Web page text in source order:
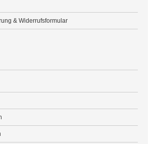
& Widerrufsformular